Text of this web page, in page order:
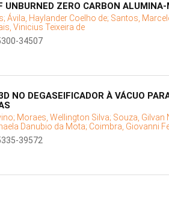
UNBURNED ZERO CARBON
Ávila, Haylander Coelho de; Santos,
Vinicius Teixeira de
34507
NO DEGASEIFICADOR À VÁCUO
Moraes, Wellington Silva; Souza, Gilvan
Danubio da Mota; Coimbra, Giovanni
39572